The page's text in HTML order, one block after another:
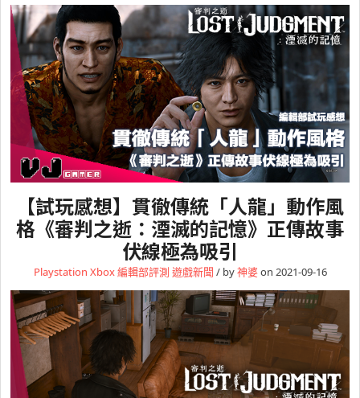
【試玩感想】貫徹傳統「人龍」動作風
格《審判之逝：湮滅的記憶》正傳故事
伏線極為吸引
Playstation Xbox編輯部評測 遊戲新聞 / by神婆on 2021-09-16